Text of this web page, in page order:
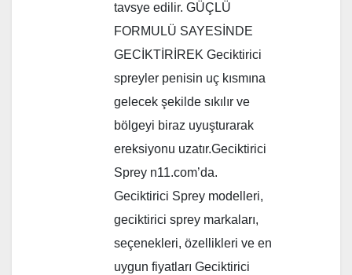
tavsye edilir. GÜÇLÜ
FORMULÜ SAYESİNDE
GECİKTİRİREK Geciktirici
spreyler penisin uç kısmına
gelecek şekilde sıkılır ve
bölgeyi biraz uyuşturarak
ereksiyonu uzatır.Geciktirici
Sprey n11.com’da.
Geciktirici Sprey modelleri,
geciktirici sprey markaları,
seçenekleri, özellikleri ve en
uygun fiyatları Geciktirici